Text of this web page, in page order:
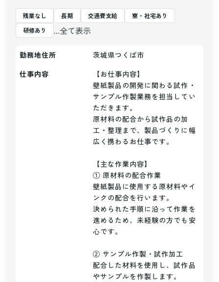
残業なし 長期 交通費支給
寮・社宅あり
研修あり
...全て表示
勤務地住所
茨城県つくば市
仕事内容
【お仕事内容】
壁紙製品の開発に関わる試作・
サンプル作製業務を担当してい
ただきます。
原材料の配合から試作品の加
工・整理まで、製品づくりに幅
広く携わるお仕事です。
【主な作業内容】
① 原材料の配合作業
壁紙製品に使用する原材料やイ
ンクの配合を行います。
決められた手順に沿って作業を
進めるため、未経験の方でも安
心です。
② サンプル作製・試作加工
配合した材料を使用し、試作品
やサンプルを作製します。